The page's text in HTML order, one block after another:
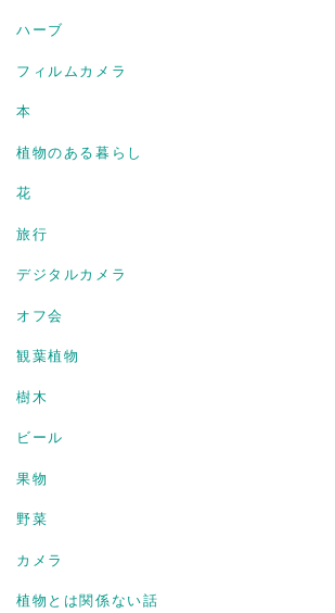
ハーブ
フィルムカメラ
本
植物のある暮らし
花
旅行
デジタルカメラ
オフ会
観葉植物
樹木
ビール
果物
野菜
カメラ
植物とは関係ない話